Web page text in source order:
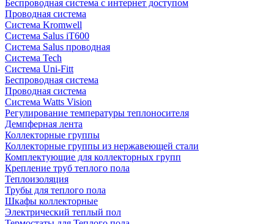
Беспроводная система с интернет доступом
Проводная система
Система Kromwell
Система Salus iT600
Система Salus проводная
Система Tech
Система Uni-Fitt
Беспроводная система
Проводная система
Система Watts Vision
Регулирование температуры теплоносителя
Демпферная лента
Коллекторные группы
Коллекторные группы из нержавеющей стали
Комплектующие для коллекторных групп
Крепление труб теплого пола
Теплоизоляция
Трубы для теплого пола
Шкафы коллекторные
Электрический теплый пол